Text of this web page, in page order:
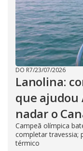
DO R7/23/07/2026
Lanolina:
que ajudou
nadar o
Campeã olímpica
completar travessia;
térmico